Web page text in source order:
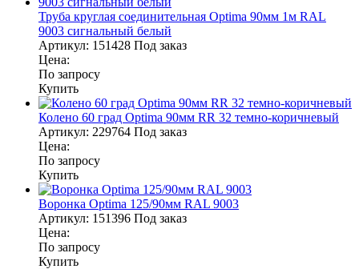
Труба круглая соединительная Optima 90мм 1м RAL
9003 сигнальный белый
Артикул: 151428 Под заказ
Цена:
По запросу
Купить
Колено 60 град Optima 90мм RR 32 темно-коричневый
Артикул: 229764 Под заказ
Цена:
По запросу
Купить
Воронка Optima 125/90мм RAL 9003
Артикул: 151396 Под заказ
Цена:
По запросу
Купить